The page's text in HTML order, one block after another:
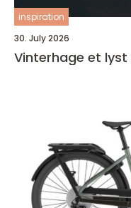
inspiration
30. July 2026